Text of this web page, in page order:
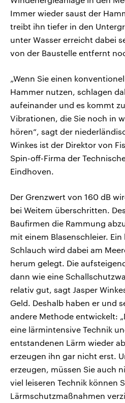
Immer wieder saust der
treibt ihn tiefer in den
unter Wasser erreicht dabei
von der Baustelle entfernt
„Wenn Sie einen
Hammer nutzen, schlagen
aufeinander und es kommt
Vibrationen, die Sie noch in
hören“, sagt der
Winkes ist der Direktor von
Spin-off-Firma der
Eindhoven.
Der Grenzwert von 160 dB
bei Weitem überschritten.
Baufirmen die Rammung
mit einem Blasenschleier.
Schlauch wird dabei am
herum gelegt. Die
dann wie eine
relativ gut, sagt Jasper
Geld. Deshalb haben er und
andere Methode entwickelt:
eine lärmintensive Technik
entstandenen Lärm wieder
erzeugen ihn gar nicht erst.
erzeugen, müssen Sie auch
viel leiseren Technik können
Lärmschutzmaßnahmen